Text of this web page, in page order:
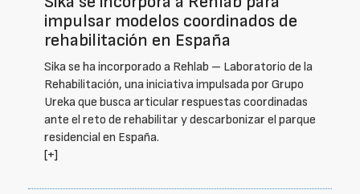
impulsar modelos coordinados de
rehabilitación en España
Sika se ha incorporado a Rehlab – Laboratorio de la
Rehabilitación, una iniciativa impulsada por Grupo
Ureka que busca articular respuestas coordinadas
ante el reto de rehabilitar y descarbonizar el parque
residencial en España.
[+]